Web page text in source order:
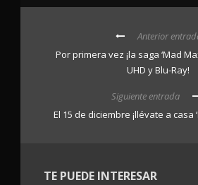
Anterior
Por primera vez ¡la saga ‘Mad
UHD y Blu-Ray!
Siguiente entrada
El 15 de diciembre ¡llévate a casa
TE PUEDE INTERESAR